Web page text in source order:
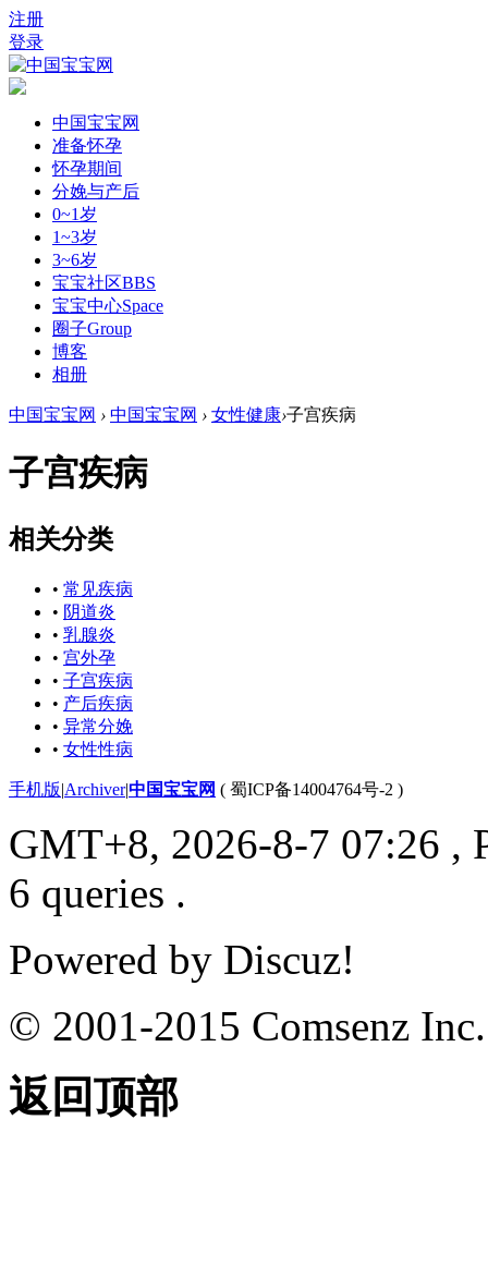
注册
登录
中国宝宝网
准备怀孕
怀孕期间
分娩与产后
0~1岁
1~3岁
3~6岁
宝宝社区BBS
宝宝中心Space
圈子Group
博客
相册
中国宝宝网 › 中国宝宝网 › 女性健康›子宫疾病
子宫疾病
相关分类
• 常见疾病
• 阴道炎
• 乳腺炎
• 宫外孕
• 子宫疾病
• 产后疾病
• 异常分娩
• 女性性病
手机版|Archiver|中国宝宝网 ( 蜀ICP备14004764号-2 )
GMT+8, 2026-8-7 07:26 ,
6 queries .
Powered by Discuz!
© 2001-2015 Comsenz Inc.
返回顶部